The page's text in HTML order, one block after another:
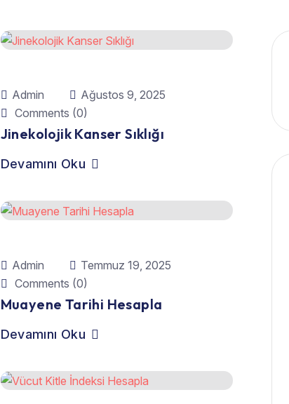
Admin
Ağustos 9, 2025
Comments (0)
Jinekolojik Kanser Sıklığı
Devamını Oku
Admin
Temmuz 19, 2025
Comments (0)
Muayene Tarihi Hesapla
Devamını Oku